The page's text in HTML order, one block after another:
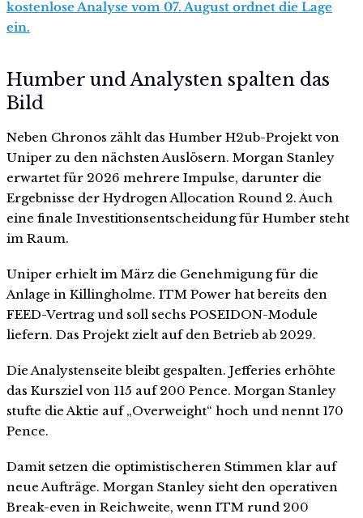
kostenlose Analyse vom 07. August ordnet die Lage
ein.
Humber und Analysten spalten das
Bild
Neben Chronos zählt das Humber H2ub-Projekt von
Uniper zu den nächsten Auslösern. Morgan Stanley
erwartet für 2026 mehrere Impulse, darunter die
Ergebnisse der Hydrogen Allocation Round 2. Auch
eine finale Investitionsentscheidung für Humber steht
im Raum.
Uniper erhielt im März die Genehmigung für die
Anlage in Killingholme. ITM Power hat bereits den
FEED-Vertrag und soll sechs POSEIDON-Module
liefern. Das Projekt zielt auf den Betrieb ab 2029.
Die Analystenseite bleibt gespalten. Jefferies erhöhte
das Kursziel von 115 auf 200 Pence. Morgan Stanley
stufte die Aktie auf „Overweight“ hoch und nennt 170
Pence.
Damit setzen die optimistischeren Stimmen klar auf
neue Aufträge. Morgan Stanley sieht den operativen
Break-even in Reichweite, wenn ITM rund 200